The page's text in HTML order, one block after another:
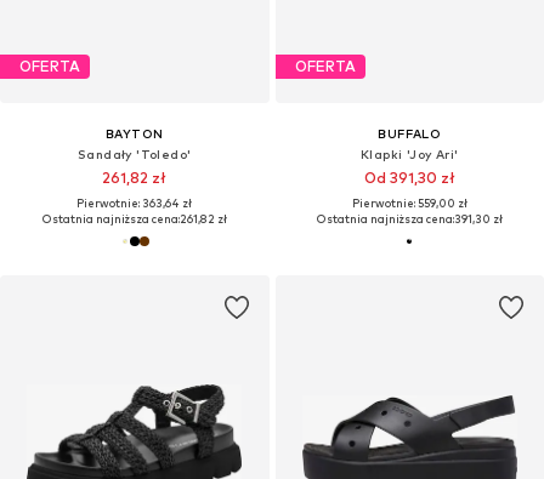
OFERTA
BAYTON
Sandały 'Toledo'
261,82 zł
Pierwotnie: 363,64 zł
Ostatnia najniższa cena:261,82 zł
OFERTA
BUFFALO
Klapki 'Joy Ari'
Od 391,30 zł
Pierwotnie: 559,00 zł
Ostatnia najniższa cena:391,30 zł